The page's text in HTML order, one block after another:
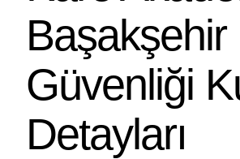
Başakşehir
Güvenliği
Detayları